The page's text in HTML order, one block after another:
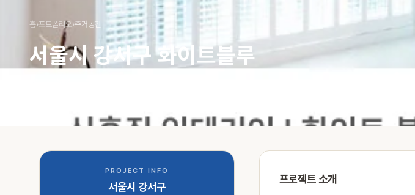
홈›포트폴리오›주거공간
서울시 강서구 화이트블루
PROJECT INFO
서울시 강서구
프로젝트 소개